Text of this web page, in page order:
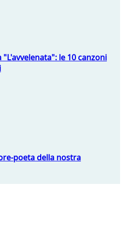
le 10 canzoni
poeta della nostra